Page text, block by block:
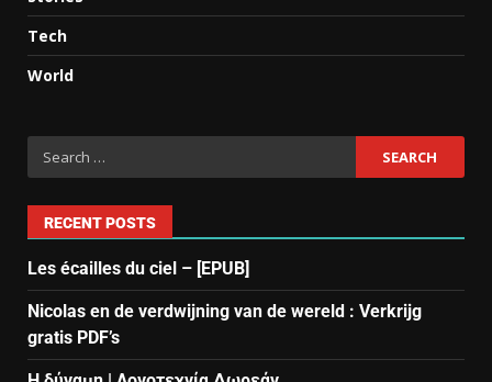
Tech
World
RECENT POSTS
Les écailles du ciel – [EPUB]
Nicolas en de verdwijning van de wereld : Verkrijg
gratis PDF’s